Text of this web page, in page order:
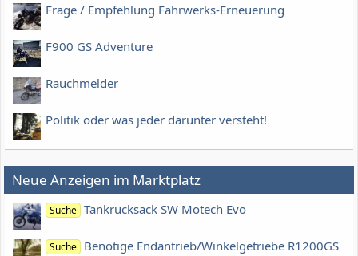
Frage / Empfehlung Fahrwerks-Erneuerung
F900 GS Adventure
Rauchmelder
Politik oder was jeder darunter versteht!
Neue Anzeigen im Marktplatz
Suche Tankrucksack SW Motech Evo
Suche Benötige Endantrieb/Winkelgetriebe R1200GS